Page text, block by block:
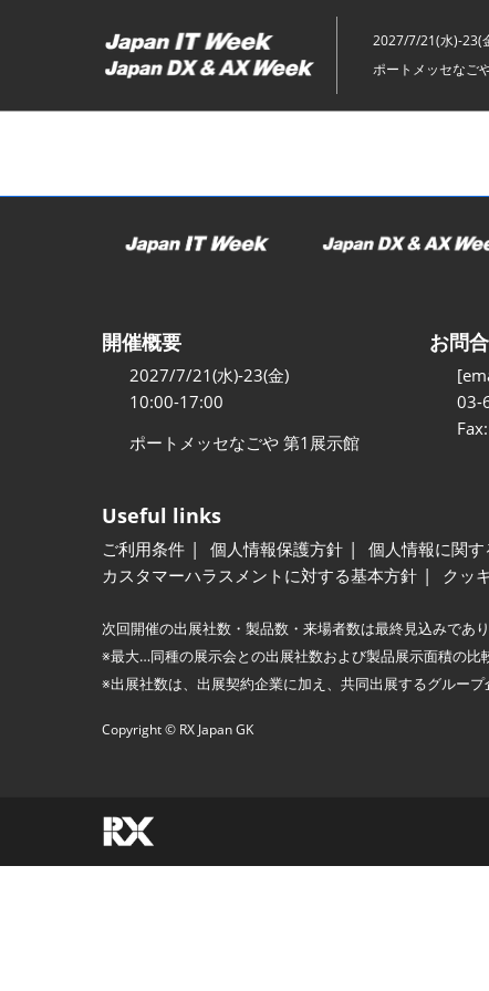
キ
ッ
2027/7/21(水)-23(
ポートメッセなご
開催概要
2027/7/21(水)-23(金)
10:00-17:00
ポートメッセなごや 第1展示館
お問
03-
Useful links
ご利用条件 個人情報保護方針 個人情報に関
カスタマーハラスメントに対する基本方針
クッ
次回開催の出展社数・製品数・来場者数は最終見込みであ
※最大…同種の展示会との出展社数および製品展示面積の比
※出展社数は、出展契約企業に加え、共同出展するグループ
Copyright © RX Japan GK